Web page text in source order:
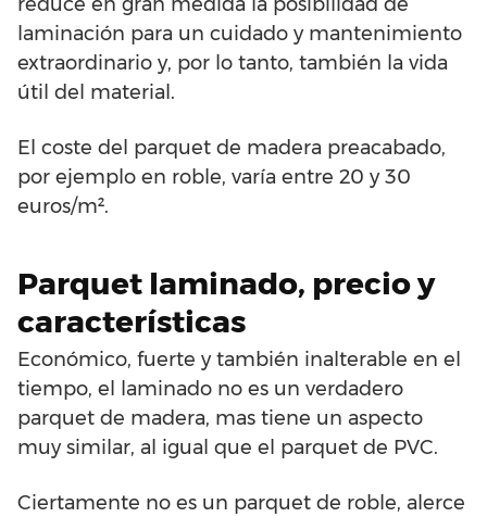
laminación para un cuidado y mantenimiento
extraordinario y, por lo tanto, también la vida
útil del material.
El coste del parquet de madera preacabado,
por ejemplo en roble, varía entre 20 y 30
euros/m².
Parquet laminado, precio y
características
Económico, fuerte y también inalterable en el
tiempo, el laminado no es un verdadero
parquet de madera, mas tiene un aspecto
muy similar, al igual que el parquet de PVC.
Ciertamente no es un parquet de roble, alerce